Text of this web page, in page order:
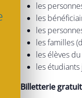
les
les
les
les familles
les élèves
les étudiants
Billetterie